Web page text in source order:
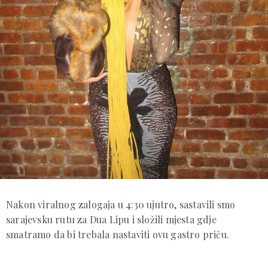
Nakon viralnog zalogaja u 4:30 ujutro, sastavili smo
sarajevsku rutu za Dua Lipu i složili mjesta gdje
smatramo da bi trebala nastaviti ovu gastro priču.